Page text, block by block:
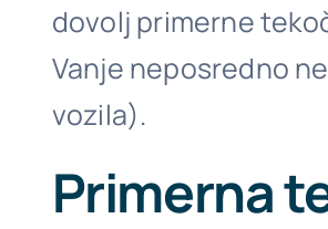
dovolj primerne
Vanje neposredno
vozila).
Primerna